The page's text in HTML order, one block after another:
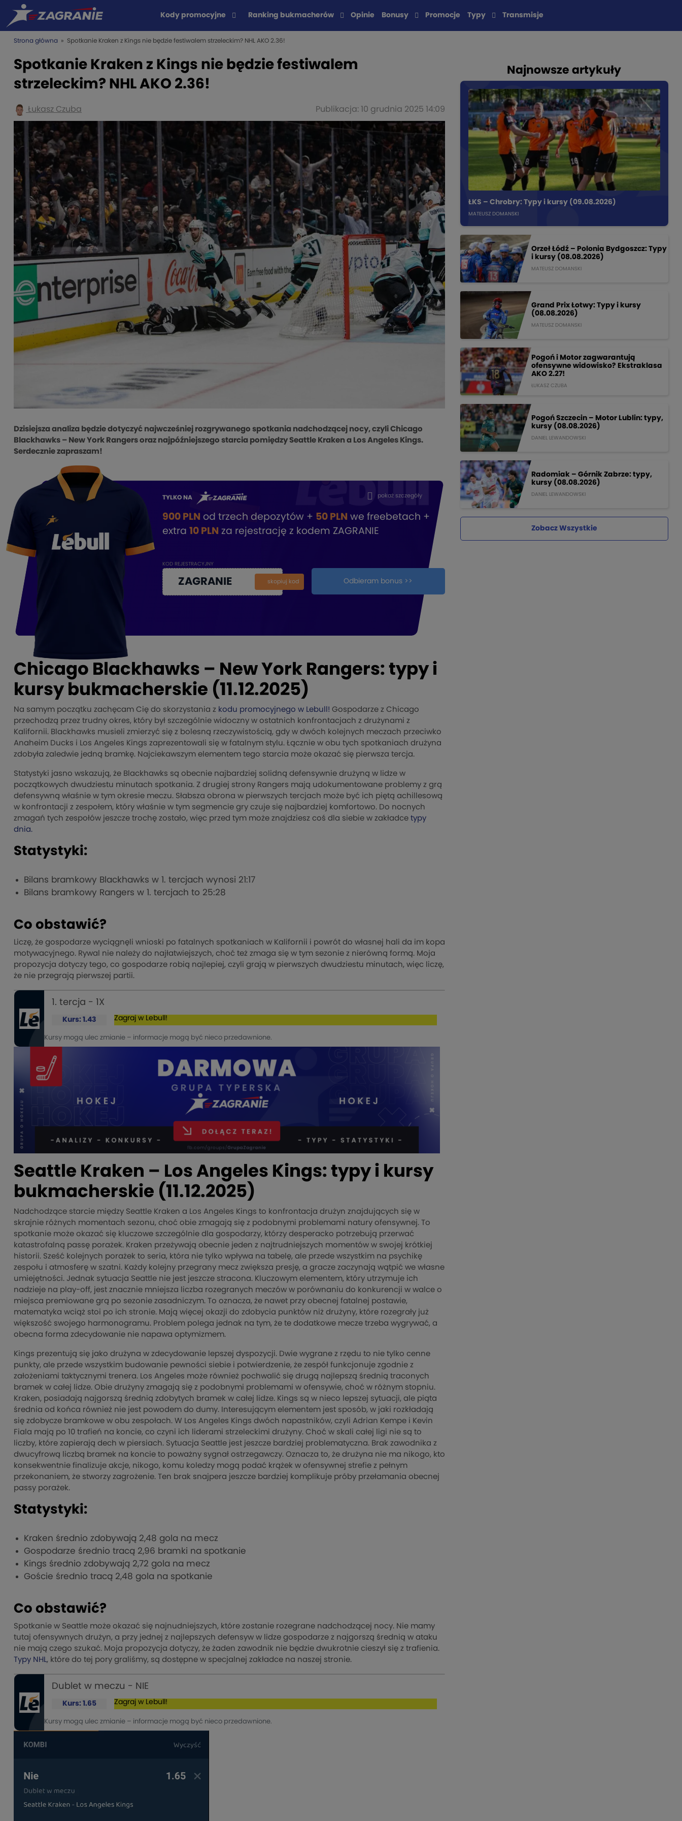
Kody promocyjne Ranking bukmacherów Opinie Bonusy Promocje Typy Transmisje
Strona główna » Spotkanie Kraken z Kings nie będzie festiwalem strzeleckim? NHL AKO 2.36!
Spotkanie Kraken z Kings nie będzie festiwalem
strzeleckim? NHL AKO 2.36!
Łukasz Czuba Publikacja: 10 grudnia 2025 14:09
Dzisiejsza analiza będzie dotyczyć najwcześniej rozgrywanego spotkania nadchodzącej nocy, czyli Chicago
Blackhawks – New York Rangers oraz najpóźniejszego starcia pomiędzy Seattle Kraken a Los Angeles Kings.
Serdecznie zapraszam!
TYLKO NA
900 PLN od trzech depozytów + 50 PLN we freebetach +
extra10 PLN za rejestrację z kodem ZAGRANIE
KOD REJESTRACYJNY
ZAGRANIE kopiuj
skopiuj kod Odbieram bonus >>
pokaż szczegóły
Chicago Blackhawks – New York Rangers: typy i
kursy bukmacherskie (11.12.2025)
Na samym początku zachęcam Cię do skorzystania z kodu promocyjnego w Lebull! Gospodarze z Chicago
przechodzą przez trudny okres, który był szczególnie widoczny w ostatnich konfrontacjach z drużynami z
Kalifornii. Blackhawks musieli zmierzyć się z bolesną rzeczywistością, gdy w dwóch kolejnych meczach przeciwko
Anaheim Ducks i Los Angeles Kings zaprezentowali się w fatalnym stylu. Łącznie w obu tych spotkaniach drużyna
zdobyła zaledwie jedną bramkę. Najciekawszym elementem tego starcia może okazać się pierwsza tercja.
Statystyki jasno wskazują, że Blackhawks są obecnie najbardziej solidną defensywnie drużyną w lidze w
początkowych dwudziestu minutach spotkania. Z drugiej strony Rangers mają udokumentowane problemy z grą
defensywną właśnie w tym okresie meczu. Słabsza obrona w pierwszych tercjach może być ich piętą achillesową
w konfrontacji z zespołem, który właśnie w tym segmencie gry czuje się najbardziej komfortowo. Do nocnych
zmagań tych zespołów jeszcze trochę zostało, więc przed tym może znajdziesz coś dla siebie w zakładce typy
dnia.
Statystyki:
Bilans bramkowy Blackhawks w 1. tercjach wynosi 21:17
Bilans bramkowy Rangers w 1. tercjach to 25:28
Co obstawić?
Liczę, że gospodarze wyciągnęli wnioski po fatalnych spotkaniach w Kalifornii i powrót do własnej hali da im kopa
motywacyjnego. Rywal nie należy do najłatwiejszych, choć też zmaga się w tym sezonie z nierówną formą. Moja
propozycja dotyczy tego, co gospodarze robią najlepiej, czyli grają w pierwszych dwudziestu minutach, więc liczę,
że nie przegrają pierwszej partii.
1. tercja - 1X
Kurs: 1.43 Zagraj w Lebull!
Kursy mogą ulec zmianie – informacje mogą być nieco przedawnione.
Seattle Kraken – Los Angeles Kings: typy i kursy
bukmacherskie (11.12.2025)
Nadchodzące starcie między Seattle Kraken a Los Angeles Kings to konfrontacja drużyn znajdujących się w
skrajnie różnych momentach sezonu, choć obie zmagają się z podobnymi problemami natury ofensywnej. To
spotkanie może okazać się kluczowe szczególnie dla gospodarzy, którzy desperacko potrzebują przerwać
katastrofalną passę porażek. Kraken przeżywają obecnie jeden z najtrudniejszych momentów w swojej krótkiej
historii. Sześć kolejnych porażek to seria, która nie tylko wpływa na tabelę, ale przede wszystkim na psychikę
zespołu i atmosferę w szatni. Każdy kolejny przegrany mecz zwiększa presję, a gracze zaczynają wątpić we własne
umiejętności. Jednak sytuacja Seattle nie jest jeszcze stracona. Kluczowym elementem, który utrzymuje ich
nadzieje na play-off, jest znacznie mniejsza liczba rozegranych meczów w porównaniu do konkurencji w walce o
miejsca premiowane grą po sezonie zasadniczym. To oznacza, że nawet przy obecnej fatalnej postawie,
matematyka wciąż stoi po ich stronie. Mają więcej okazji do zdobycia punktów niż drużyny, które rozegrały już
większość swojego harmonogramu. Problem polega jednak na tym, że te dodatkowe mecze trzeba wygrywać, a
obecna forma zdecydowanie nie napawa optymizmem.
Kings prezentują się jako drużyna w zdecydowanie lepszej dyspozycji. Dwie wygrane z rzędu to nie tylko cenne
punkty, ale przede wszystkim budowanie pewności siebie i potwierdzenie, że zespół funkcjonuje zgodnie z
założeniami taktycznymi trenera. Los Angeles może również pochwalić się drugą najlepszą średnią traconych
bramek w całej lidze. Obie drużyny zmagają się z podobnymi problemami w ofensywie, choć w różnym stopniu.
Kraken, posiadają najgorszą średnią zdobytych bramek w całej lidze. Kings są w nieco lepszej sytuacji, ale piąta
średnia od końca również nie jest powodem do dumy. Interesującym elementem jest sposób, w jaki rozkładają
się zdobycze bramkowe w obu zespołach. W Los Angeles Kings dwóch napastników, czyli Adrian Kempe i Kevin
Fiala mają po 10 trafień na koncie, co czyni ich liderami strzeleckimi drużyny. Choć w skali całej ligi nie są to
liczby, które zapierają dech w piersiach. Sytuacja Seattle jest jeszcze bardziej problematyczna. Brak zawodnika z
dwucyfrową liczbą bramek na koncie to poważny sygnał ostrzegawczy. Oznacza to, że drużyna nie ma nikogo, kto
konsekwentnie finalizuje akcje, nikogo, komu koledzy mogą podać krążek w ofensywnej strefie z pełnym
przekonaniem, że stworzy zagrożenie. Ten brak snajpera jeszcze bardziej komplikuje próby przełamania obecnej
passy porażek.
Statystyki:
Kraken średnio zdobywają 2,48 gola na mecz
Gospodarze średnio tracą 2,96 bramki na spotkanie
Kings średnio zdobywają 2,72 gola na mecz
Goście średnio tracą 2,48 gola na spotkanie
Co obstawić?
Spotkanie w Seattle może okazać się najnudniejszych, które zostanie rozegrane nadchodzącej nocy. Nie mamy
tutaj ofensywnych drużyn, a przy jednej z najlepszych defensyw w lidze gospodarze z najgorszą średnią w ataku
nie mają czego szukać. Moja propozycja dotyczy, że żaden zawodnik nie będzie dwukrotnie cieszył się z trafienia.
Typy NHL, które do tej pory graliśmy, są dostępne w specjalnej zakładce na naszej stronie.
Dublet w meczu - NIE
Kurs: 1.65 Zagraj w Lebull!
Kursy mogą ulec zmianie – informacje mogą być nieco przedawnione.
Najnowsze artykuły
ŁKS – Chrobry: Typy i kursy (09.08.2026)
MATEUSZ DOMANSKI
Orzeł Łódź – Polonia Bydgoszcz: Typy
i kursy (08.08.2026)
MATEUSZ DOMANSKI
Grand Prix Łotwy: Typy i kursy
(08.08.2026)
MATEUSZ DOMANSKI
Pogoń i Motor zagwarantują
ofensywne widowisko? Ekstraklasa
AKO 2.27!
ŁUKASZ CZUBA
Pogoń Szczecin – Motor Lublin: typy,
kursy (08.08.2026)
DANIEL LEWANDOWSKI
Radomiak – Górnik Zabrze: typy,
kursy (08.08.2026)
DANIEL LEWANDOWSKI
Zobacz Wszystkie